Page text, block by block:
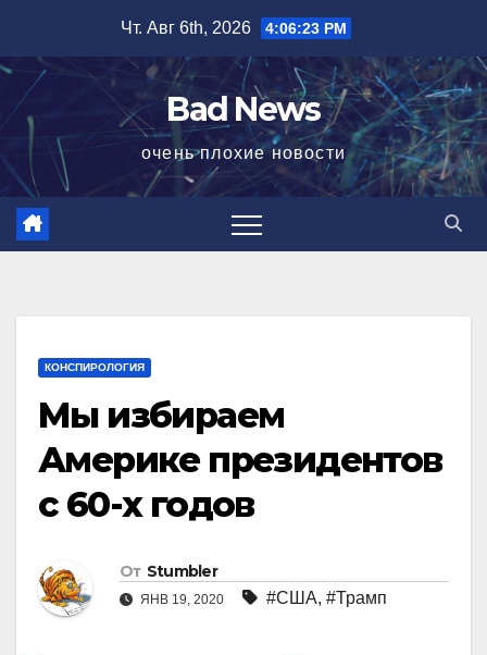
содержимому
Чт. Авг 6th, 2026 4:06:23 PM
Bad News
очень плохие новости
КОНСПИРОЛОГИЯ
Мы избираем
Америке президентов
с 60-х годов
От Stumbler
ЯНВ 19, 2020 #США, #Трамп